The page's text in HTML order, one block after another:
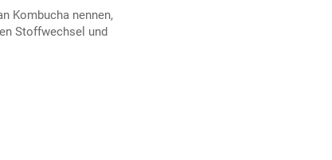
Kombucha nennen,
Stoffwechsel und